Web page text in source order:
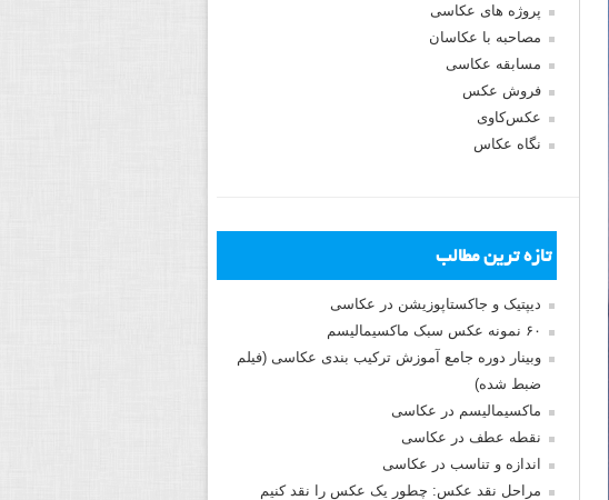
پروژه های عکاسی
مصاحبه با عکاسان
مسابقه عکاسی
فروش عکس
عکس‌کاوی
نگاه عکاس
تازه ترین مطالب
دیپتیک و جاکستا‌پوزیشن در عکاسی
۶۰ نمونه عکس سبک ماکسیمالیسم
وبینار دوره جامع آموزش ترکیب بندی عکاسی (فیلم
ضبط شده)
ماکسیمالیسم در عکاسی
نقطه عطف در عکاسی
اندازه و تناسب در عکاسی
مراحل نقد عکس: چطور یک عکس را نقد کنیم